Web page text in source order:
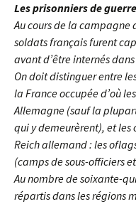
Les prisonniers de
Au cours de la campagne
soldats français furent
avant d’être internés
On doit distinguer entre
la France occupée d’où
Allemagne (sauf la
qui y demeurèrent), et
Reich allemand : les
(camps de sous-officiers
Au nombre de soixante-
répartis dans les régions